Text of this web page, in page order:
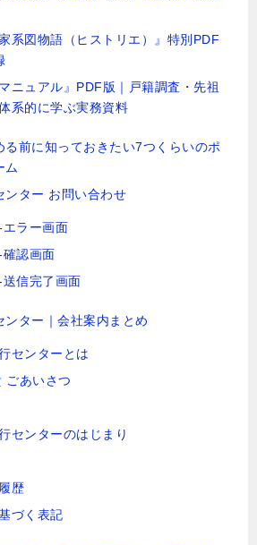
系図物語（ヒストリエ）』特別PDF
ニュアル』PDF版｜戸籍調査・先祖
系的に学ぶ実務資料
る前に知っておきたい7つくらいのポ
ム
ンター お問い合わせ
ラー画面
認画面
信完了画面
ンター｜会社案内まとめ
センターとは
ごあいさつ
センターのはじまり
歴
づく表記